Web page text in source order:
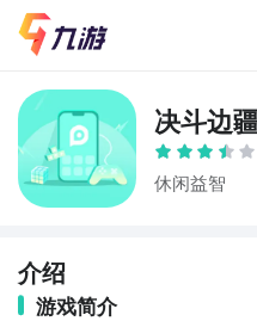
决斗边
休闲益智
介绍
游戏简介